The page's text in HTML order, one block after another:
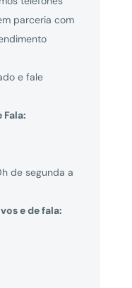
parceria com
e fale
de segunda a
e de fala: